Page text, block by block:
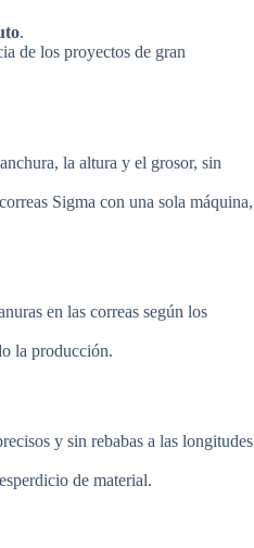
.
de los proyectos de gran
la altura y el grosor, sin
Sigma con una sola máquina,
en las correas según los
la producción.
y sin rebabas a las longitudes
de material.